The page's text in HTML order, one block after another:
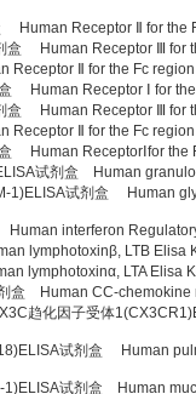
Human Receptor Ⅱ for
盒 Human Receptor Ⅲ for
Ⅱ for the Fc
盒 Human Receptor Ⅰ for
盒 Human Receptor Ⅲ for
Ⅱ for the Fc
盒 Human ReceptorⅠfor
试剂盒 Human
1)ELISA试剂盒 Human
interferon
lymphotoxinβ, LTB
lymphotoxinα, LTA Elisa
盒 Human CC-
趋化因子受体
试剂盒 Human
1)ELISA试剂盒 Human